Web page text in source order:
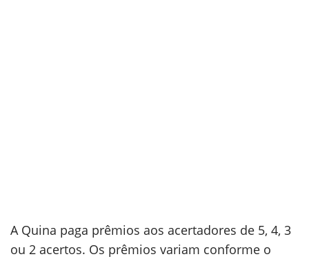
A Quina paga prêmios aos acertadores de 5, 4, 3
ou 2 acertos. Os prêmios variam conforme o